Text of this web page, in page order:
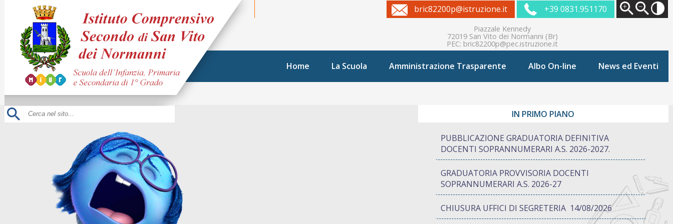
bric82200p@istruzione.it +39 0831.951170
Piazzale Kennedy
72019 San Vito dei Normanni (Br)
PEC: bric82200p@pec.istruzione.it
Home La Scuola Amministrazione Trasparente Albo On-line News ed Eventi
IN PRIMO PIANO
PUBBLICAZIONE GRADUATORIA DEFINITIVA
DOCENTI SOPRANNUMERARI A.S. 2026-2027.
GRADUATORIA PROVVISORIA DOCENTI
SOPRANNUMERARI A.S. 2026-27
CHIUSURA UFFICI DI SEGRETERIA 14/08/2026